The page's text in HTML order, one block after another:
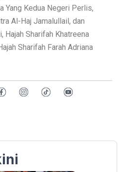
Yang Kedua Negeri Perlis,
Al-Haj Jamalullail, dan
Hajah Sharifah Khatreena
Sharifah Farah Adriana